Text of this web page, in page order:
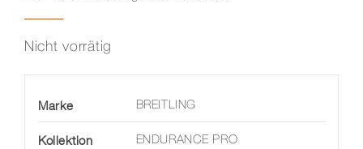
Nicht vorrätig
Marke BREITLING
Kollektion ENDURANCE PRO